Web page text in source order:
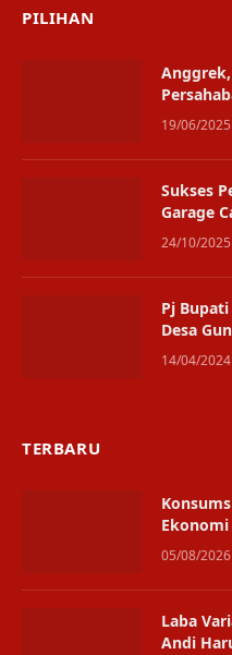
PILIHAN
19/06/
Sukses
Garage
24/10/
Pj
Desa
14/04/
TERBARU
Ekonomi
05/08/
Laba
Andi